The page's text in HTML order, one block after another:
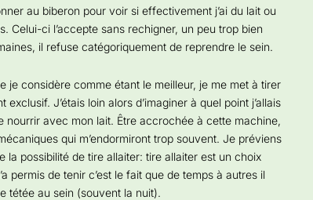
au biberon pour voir si effectivement j’ai du lait ou
Celui-ci l’accepte sans rechigner, un peu trop bien
il refuse catégoriquement de reprendre le sein.
je considère comme étant le meilleur, je me met à tirer
J’étais loin alors d’imaginer à quel point j’allais
nourrir avec mon lait. Être accrochée à cette machine,
qui m’endormiront trop souvent. Je préviens
la possibilité de tire allaiter: tire allaiter est un choix
permis de tenir c’est le fait que de temps à autres il
tétée au sein (souvent la nuit).